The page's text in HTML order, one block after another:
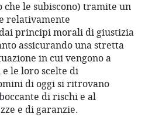
che le subiscono) tramite un
relativamente
principi morali di giustizia
assicurando una stretta
in cui vengono a
le loro scelte di
di oggi si ritrovano
di rischi e al
e di garanzie.